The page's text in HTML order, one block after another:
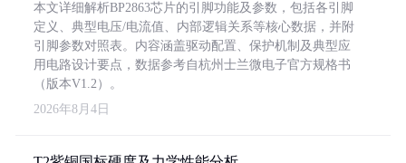
本文详细解析BP2863芯片的引脚功能及参数，包括各引脚
定义、典型电压/电流值、内部逻辑关系等核心数据，并附
引脚参数对照表。内容涵盖驱动配置、保护机制及典型应
用电路设计要点，数据参考自杭州士兰微电子官方规格书
（版本V1.2）。
2026年8月4日